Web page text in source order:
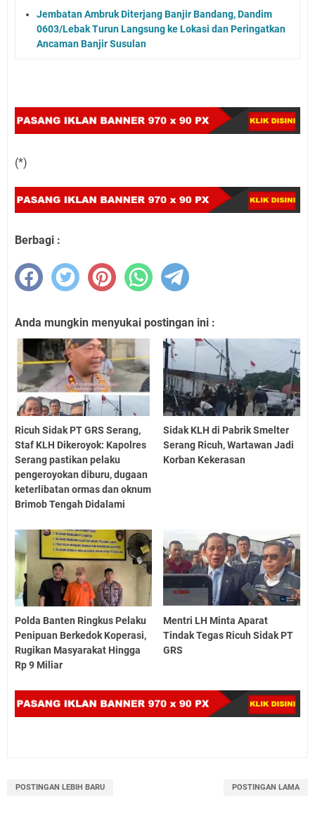
Jembatan Ambruk Diterjang Banjir Bandang, Dandim
0603/Lebak Turun Langsung ke Lokasi dan Peringatkan
Ancaman Banjir Susulan
(*)
Berbagi :
Anda mungkin menyukai postingan ini :
Ricuh Sidak PT GRS Serang,
Staf KLH Dikeroyok: Kapolres
Serang pastikan pelaku
pengeroyokan diburu, dugaan
keterlibatan ormas dan oknum
Brimob Tengah Didalami
Sidak KLH di Pabrik Smelter
Serang Ricuh, Wartawan Jadi
Korban Kekerasan
Polda Banten Ringkus Pelaku
Penipuan Berkedok Koperasi,
Rugikan Masyarakat Hingga
Rp 9 Miliar
Mentri LH Minta Aparat
Tindak Tegas Ricuh Sidak PT
GRS
POSTINGAN LEBIH BARU POSTINGAN LAMA